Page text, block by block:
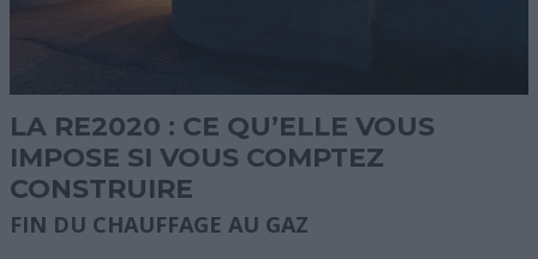
LA RE2020 : CE QU’ELLE VOUS
IMPOSE SI VOUS COMPTEZ
CONSTRUIRE
FIN DU CHAUFFAGE AU GAZ